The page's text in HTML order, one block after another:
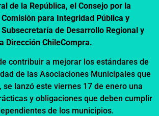
de la República, el Consejo por la
para Integridad Pública y
de Desarrollo Regional y
Dirección ChileCompra.
contribuir a mejorar los estándares de
de las Asociaciones Municipales que
se lanzó este viernes 17 de enero una
y obligaciones que deben cumplir
de los municipios.